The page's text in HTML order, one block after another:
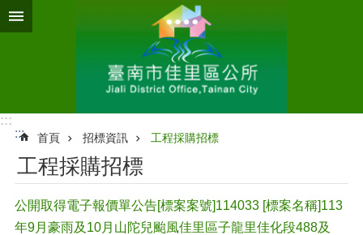
跳到主要內容區塊
:::
:::
首頁 招標資訊 工程採購招標
工程採購招標
公開取得電子報價單公告[標案案號]114033 [標案名稱]113
年9月豪雨及10月山陀兒颱風佳里區子龍里佳化段488及